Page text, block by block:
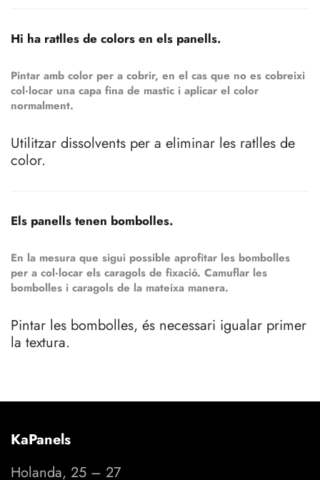
Hi ha ratlles de colors en els panells.
Pintar amb color per a cobrir, en el cas que no es cobreixi
col·locar una capa fina de mastic i aplicar el color
normalment.
Utilitzar dissolvents per a eliminar les ratlles de
color.
Els panells tenen bombolles.
En la mesura que sigui possible aprofitar les bombolles
per a col·locar els caragols de fixació. Camuflar les
bombolles i caragols de la mateixa manera.
Pintar les bombolles, és necessari igualar primer
la textura.
KaPanels
Holanda, 25 – 27